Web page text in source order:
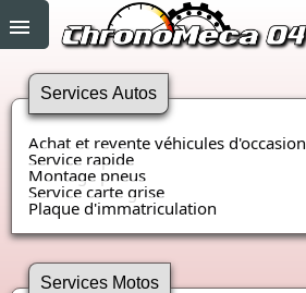
Services Autos
Achat et revente véhicules d'occasion
Service rapide
Montage pneus
Service carte grise
Plaque d'immatriculation
Services Motos